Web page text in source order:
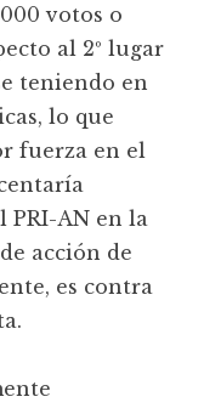
votos o
al 2º lugar
teniendo en
lo que
fuerza en el
PRI-AN en la
acción de
es contra